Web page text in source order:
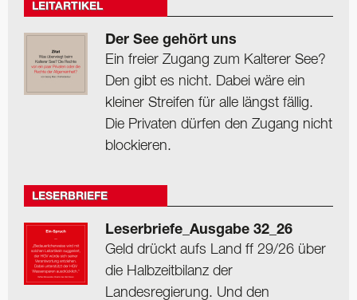
LEITARTIKEL
Der See gehört uns
Ein freier Zugang zum Kalterer See?
Den gibt es nicht. Dabei wäre ein
kleiner Streifen für alle längst fällig.
Die Privaten dürfen den Zugang nicht
blockieren.
LESERBRIEFE
Leserbriefe_Ausgabe 32_26
Geld drückt aufs Land ff 29/26 über
die Halbzeitbilanz der
Landesregierung. Und den